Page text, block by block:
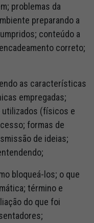
problemas da
preparando a
conteúdo a
correto;
as características
empregadas;
utilizados (físicos e
formas de
de ideias;
bloqueá-los; o que
término e
do que foi